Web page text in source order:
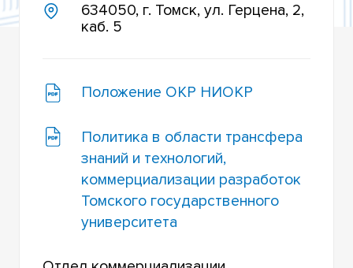
634050, г. Томск, ул. Герцена, 2,
каб. 5
Положение ОКР НИОКР
Политика в области трансфера
знаний и технологий,
коммерциализации разработок
Томского государственного
университета